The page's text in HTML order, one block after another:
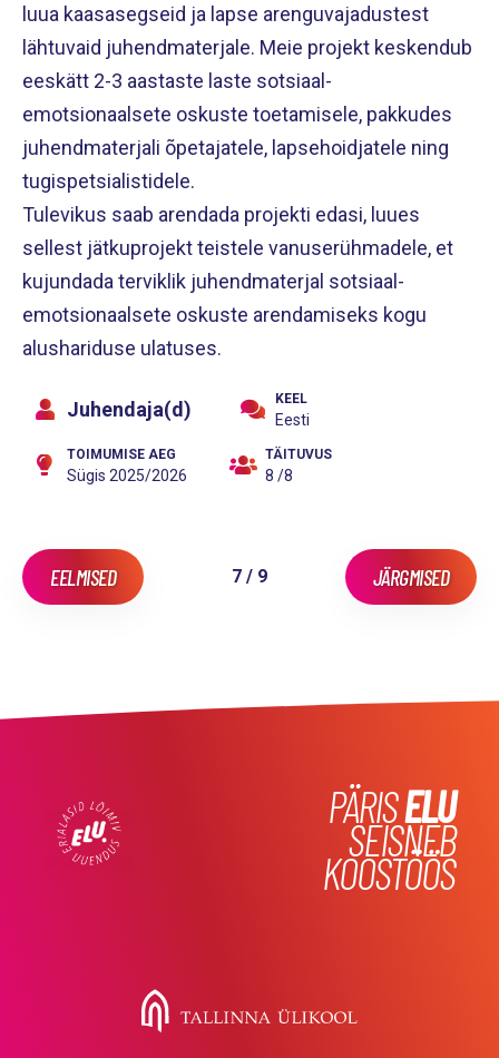
luua kaasasegseid ja lapse arenguvajadustest
lähtuvaid juhendmaterjale. Meie projekt keskendub
eeskätt 2-3 aastaste laste sotsiaal-
emotsionaalsete oskuste toetamisele, pakkudes
juhendmaterjali õpetajatele, lapsehoidjatele ning
tugispetsialistidele.
Tulevikus saab arendada projekti edasi, luues
sellest jätkuprojekt teistele vanuserühmadele, et
kujundada terviklik juhendmaterjal sotsiaal-
emotsionaalsete oskuste arendamiseks kogu
alushariduse ulatuses.
Juhendaja(d) KEEL
Eesti
TOIMUMISE AEG
Sügis 2025/2026
TÄITUVUS
8 /8
EELMISED 7 / 9 JÄRGMISED
PÄRISELU
SEISNEB
KOOSTÖÖS